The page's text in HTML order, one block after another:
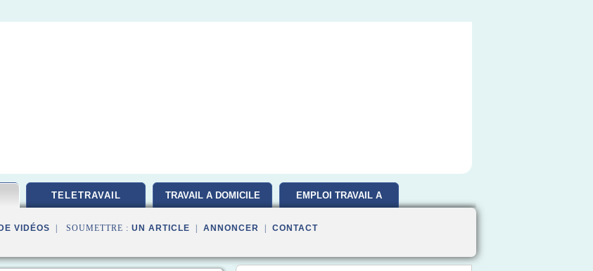
TELETRAVAIL TRAVAIL A DOMICILE EMPLOI TRAVAIL A
VIDÉOS | SOUMETTRE : UN ARTICLE ANNONCER CONTACT